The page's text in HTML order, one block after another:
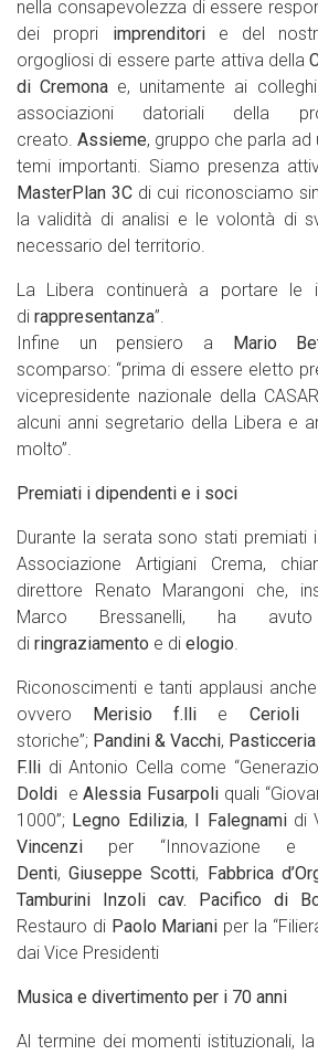
nella consapevolezza di essere
dei propri imprenditorie del
orgogliosi di essere parte attiva della
di Cremona e, unitamente ai
associazioni datoriali della
creato.Assieme, gruppo che parla
temi importanti. Siamo presenza
MasterPlan 3C di cui riconosciamo
la validità di analisi e le volontà di
necessario del territorio.
La Libera continuerà a portare le
di rappresentanza”.
Infine un pensiero a Mario
scomparso: “prima di essere eletto
vicepresidente nazionale della
alcuni anni segretario della Libera e
molto”.
Premiati i dipendenti e i soci
Durante la serata sono stati premiati
Associazione Artigiani Crema,
direttore Renato Marangoni che,
Marco Bressanelli, ha
di ringraziamento e di elogio
Riconoscimenti e tanti applausi
ovvero Merisio f.lli e Cerioli
storiche”; Pandini & Vacchi, Pasticceria
F.lli di Antonio Cella come
Doldi eAlessia Fusarpoli quali
1000”; Legno Edilizia, I Falegnamidi
Vincenzi per “Innovazione e
Denti,Giuseppe Scotti, Fabbrica
Tamburini Inzoli cav. Pacifico di
Restauro di Paolo Mariani per la
dai Vice Presidenti
Musica e divertimento per i 70 anni
Al termine dei momenti istituzionali,